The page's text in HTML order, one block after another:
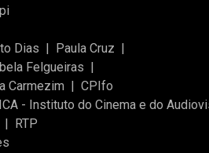
Dias | Paula Cruz |
Felgueiras |
Carmezim | CPIfo
ICA - Instituto do Cinema e do
| RTP